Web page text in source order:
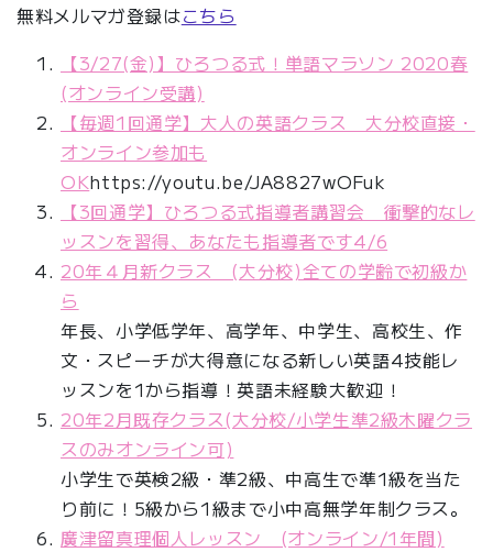
無料メルマガ登録はこちら
【3/27(金)】ひろつる式！単語マラソン 2020春
(オンライン受講)
【毎週1回通学】大人の英語クラス 大分校直接・
オンライン参加も
OKhttps://youtu.be/JA8827wOFuk
【3回通学】ひろつる式指導者講習会 衝撃的なレ
ッスンを習得、あなたも指導者です4/6
20年４月新クラス (大分校)全ての学齢で初級か
ら
年長、小学低学年、高学年、中学生、高校生、作
文・スピーチが大得意になる新しい英語4技能レ
ッスンを1から指導！英語未経験大歓迎！
20年2月既存クラス(大分校/小学生準2級木曜クラ
スのみオンライン可)
小学生で英検2級・準2級、中高生で準1級を当た
り前に！5級から1級まで小中高無学年制クラス。
廣津留真理個人レッスン (オンライン/1年間)